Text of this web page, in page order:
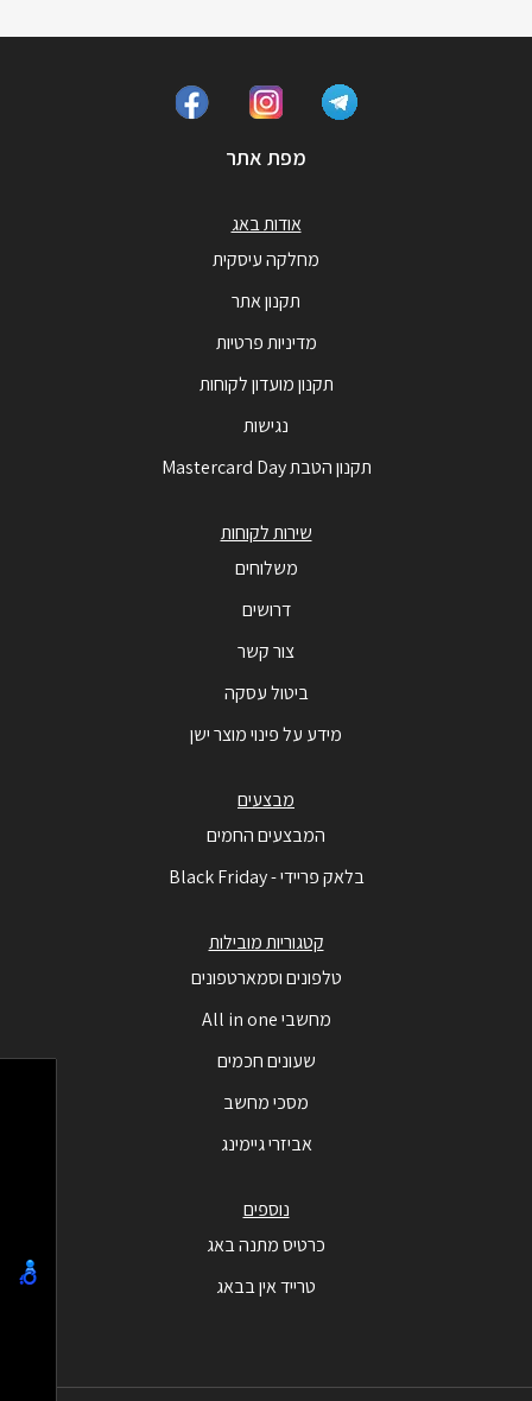
מפת אתר
אודות באג
מחלקה עיסקית
תקנון אתר
מדיניות פרטיות
תקנון מועדון לקוחות
נגישות
תקנון הטבת Mastercard Day
שירות לקוחות
משלוחים
דרושים
צור קשר
ביטול עסקה
מידע על פינוי מוצר ישן
מבצעים
המבצעים החמים
בלאק פריידי - Black Friday
קטגוריות מובילות
טלפונים וסמארטפונים
מחשבי All in one
שעונים חכמים
מסכי מחשב
אביזרי גיימינג
נוספים
כרטיס מתנה באג
טרייד אין בבאג